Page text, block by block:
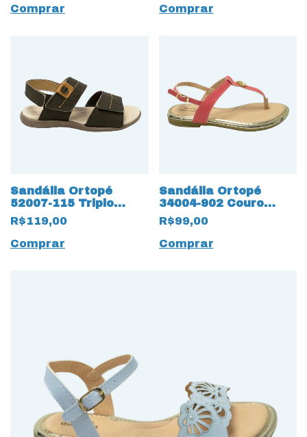
Comprar
Comprar
Sandália Ortopé
52007-115 Triplo
12968 Velcro para
ajustes
R$119,00
Comprar
Sandália Ortopé
34004-902 Couro
Natural com palmilha
12959 Duo Soft
R$99,00
Comprar